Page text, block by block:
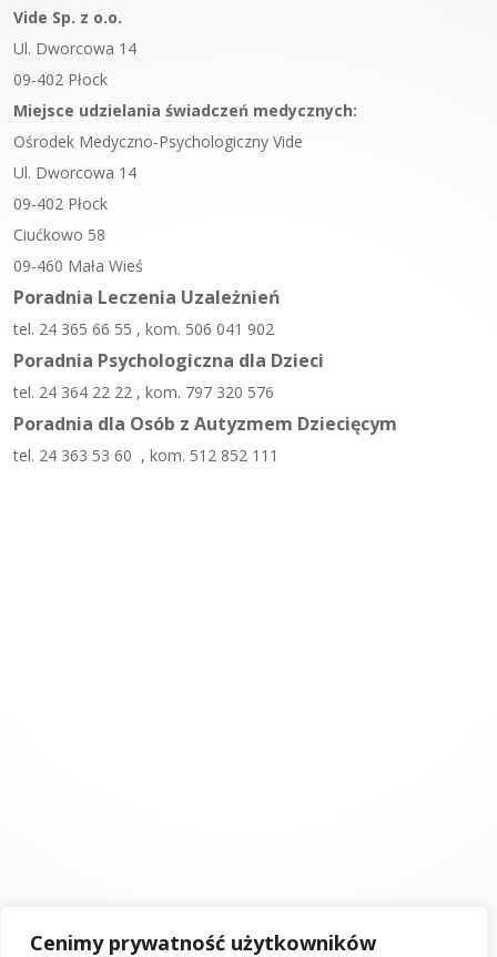
Cenimy prywatność użytkowników
Vide Sp. z o.o.
Ul. Dworcowa 14
09-402 Płock
Miejsce udzielania świadczeń medycznych:
Ośrodek Medyczno-Psychologiczny Vide
Ul. Dworcowa 14
09-402 Płock
Ciućkowo 58
09-460 Mała Wieś
Poradnia Leczenia Uzależnień
tel. 24 365 66 55 , kom. 506 041 902
Poradnia Psychologiczna dla Dzieci
tel. 24 364 22 22 , kom. 797 320 576
Poradnia dla Osób z Autyzmem Dziecięcym
tel. 24 363 53 60 , kom. 512 852 111